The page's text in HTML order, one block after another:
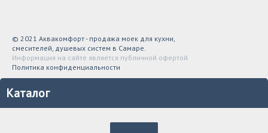
© 2021 Аквакомфорт - продажа моек для кухни,
смесителей, душевых систем в Самаре.
Информация на сайте является публичной офертой
Политика конфиденциальности
Каталог